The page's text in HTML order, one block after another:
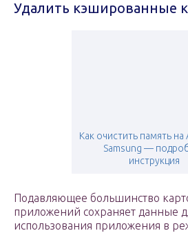
Удалить кэшированные
Как очистить память
Samsung —
инструкция
Подавляющее большинство
приложений сохраняет данные
использования приложения в